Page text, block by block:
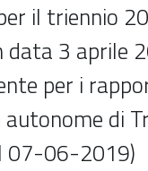
il triennio
3 aprile
per i
autonome di
07-06-2019)